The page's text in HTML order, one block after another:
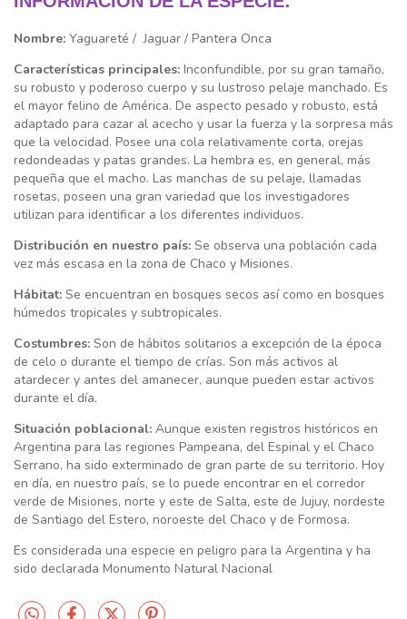
Nombre: Yaguareté / Jaguar / Pantera Onca
Características principales: Inconfundible, por su gran tamaño,
su robusto y poderoso cuerpo y su lustroso pelaje manchado. Es
el mayor felino de América. De aspecto pesado y robusto, está
adaptado para cazar al acecho y usar la fuerza y la sorpresa más
que la velocidad. Posee una cola relativamente corta, orejas
redondeadas y patas grandes. La hembra es, en general, más
pequeña que el macho. Las manchas de su pelaje, llamadas
rosetas, poseen una gran variedad que los investigadores
utilizan para identificar a los diferentes individuos.
Distribución en nuestro país: Se observa una población cada
vez más escasa en la zona de Chaco y Misiones.
Hábitat: Se encuentran en bosques secos así como en bosques
húmedos tropicales y subtropicales.
Costumbres: Son de hábitos solitarios a excepción de la época
de celo o durante el tiempo de crías. Son más activos al
atardecer y antes del amanecer, aunque pueden estar activos
durante el día.
Situación poblacional: Aunque existen registros históricos en
Argentina para las regiones Pampeana, del Espinal y el Chaco
Serrano, ha sido exterminado de gran parte de su territorio. Hoy
en día, en nuestro país, se lo puede encontrar en el corredor
verde de Misiones, norte y este de Salta, este de Jujuy, nordeste
de Santiago del Estero, noroeste del Chaco y de Formosa.
Es considerada una especie en peligro para la Argentina y ha
sido declarada Monumento Natural Nacional